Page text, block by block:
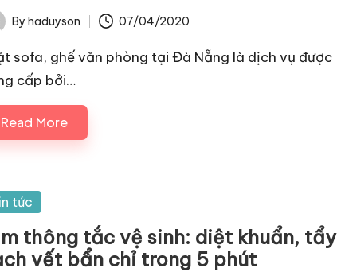
By haduyson 07/04/2020
sofa, ghế văn phòng tại Đà Nẵng là dịch vụ được
cấp bởi…
Read More
tức
thông tắc vệ sinh: diệt khuẩn, tẩy
vết bẩn chỉ trong 5 phút